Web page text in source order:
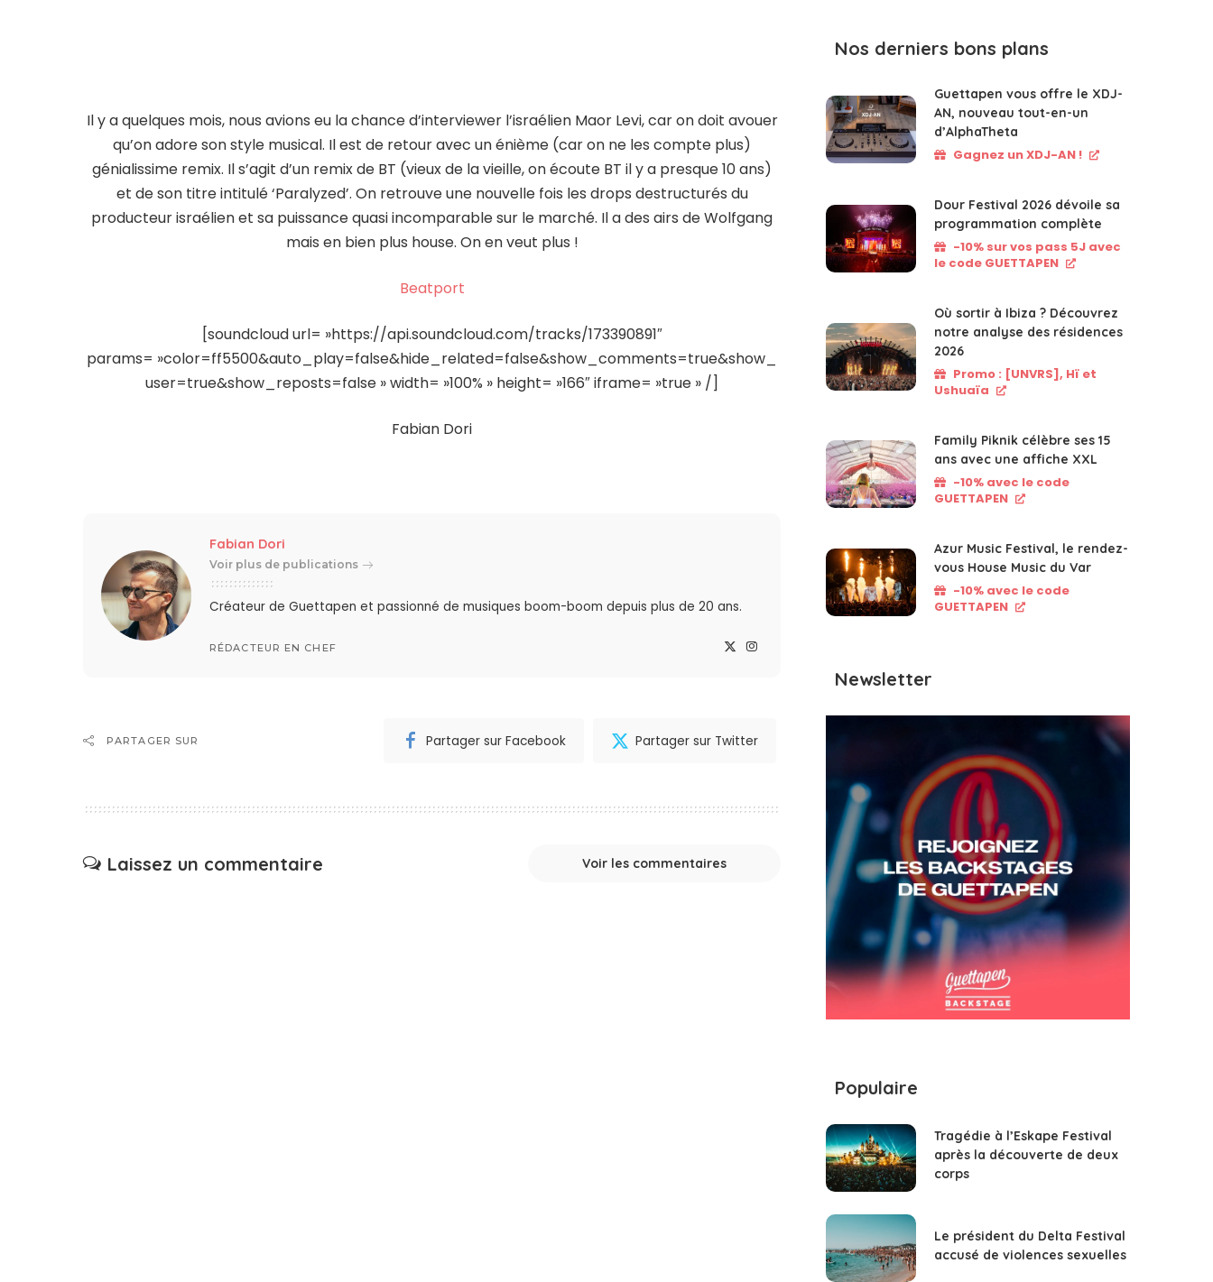
Il y a quelques mois, nous avions eu la chance d’interviewer l’israélien Maor Levi, car on doit avouer
qu’on adore son style musical. Il est de retour avec un énième (car on ne les compte plus)
génialissime remix. Il s’agit d’un remix de BT (vieux de la vieille, on écoute BT il y a presque 10 ans)
et de son titre intitulé ‘Paralyzed’. On retrouve une nouvelle fois les drops destructurés du
producteur israélien et sa puissance quasi incomparable sur le marché. Il a des airs de Wolfgang
mais en bien plus house. On en veut plus !
Beatport
[soundcloud url= »https://api.soundcloud.com/tracks/173390891″
params= »color=ff5500&auto_play=false&hide_related=false&show_comments=true&show_
user=true&show_reposts=false » width= »100% » height= »166″ iframe= »true » /]
Fabian Dori
Fabian Dori
Voir plus de publications
Créateur de Guettapen et passionné de musiques boom-boom depuis plus de 20 ans.
RÉDACTEUR EN CHEF
PARTAGER SUR Partager sur Facebook Partager sur Twitter
Laissez un commentaire Voir les commentaires
Nos derniers bons plans
Guettapen vous offre le XDJ-
AN, nouveau tout-en-un
d’AlphaTheta
Gagnez un XDJ-AN !
Dour Festival 2026 dévoile sa
programmation complète
-10% sur vos pass 5J avec
le code GUETTAPEN
Où sortir à Ibiza ? Découvrez
notre analyse des résidences
2026
Promo : [UNVRS], Hï et
Ushuaïa
Family Piknik célèbre ses 15
ans avec une affiche XXL
-10% avec le code
GUETTAPEN
Azur Music Festival, le rendez-
vous House Music du Var
-10% avec le code
GUETTAPEN
Newsletter
Populaire
Tragédie à l’Eskape Festival
après la découverte de deux
corps
Le président du Delta Festival
accusé de violences sexuelles